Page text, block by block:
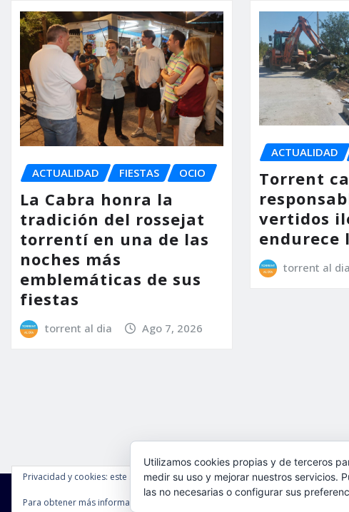
ACTUALIDAD FIESTAS OCIO
La Cabra honra la
tradición del rossejat
torrentí en una de las
noches más
emblemáticas de sus
fiestas
torrent al dia Ago 7, 2026
ACTUALIDAD
Torrent
vertidos
endurece
torrent al dia
Utilizamos cookies propias y de terceros
medir su uso y mejorar nuestros servicios.
las no necesarias o configurar sus
Privacidad y cookies: este sitio usa cookies. Si continúas navegando por él,
Para obtener más información, incluido cómo gestionar las cookies, consulta: